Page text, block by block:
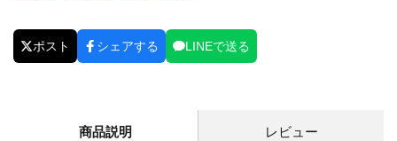
ポスト シェアする LINEで送る
商品説明 レビュー